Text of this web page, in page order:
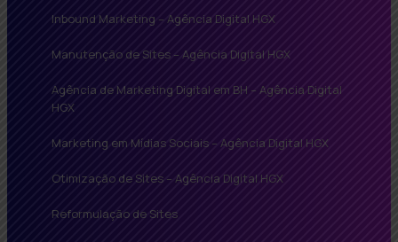
Inbound Marketing – Agência Digital HGX
Manutenção de Sites – Agência Digital HGX
Agência de Marketing Digital em BH – Agência Digital
HGX
Marketing em Mídias Sociais – Agência Digital HGX
Otimização de Sites – Agência Digital HGX
Reformulação de Sites